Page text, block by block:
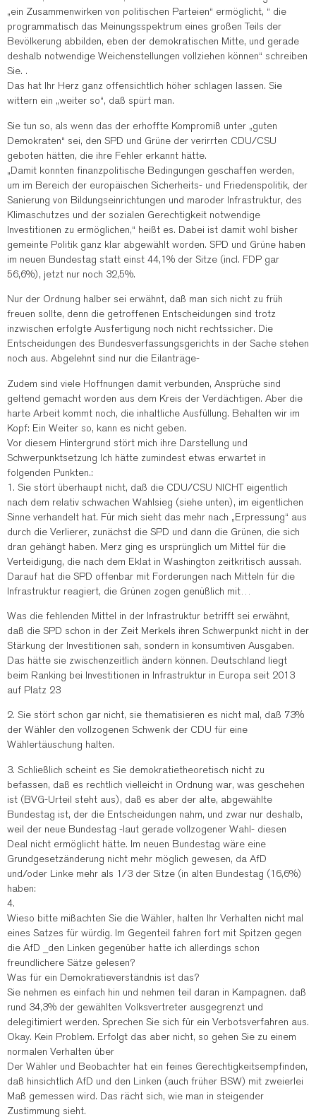
„ein Zusammenwirken von politischen Parteien“ ermöglicht, “ die
programmatisch das Meinungsspektrum eines großen Teils der
Bevölkerung abbilden, eben der demokratischen Mitte, und gerade
deshalb notwendige Weichenstellungen vollziehen können“ schreiben
Sie. .
Das hat Ihr Herz ganz offensichtlich höher schlagen lassen. Sie
wittern ein „weiter so“, daß spürt man.
Sie tun so, als wenn das der erhoffte Kompromiß unter „guten
Demokraten“ sei, den SPD und Grüne der verirrten CDU/CSU
geboten hätten, die ihre Fehler erkannt hätte.
„Damit konnten finanzpolitische Bedingungen geschaffen werden,
um im Bereich der europäischen Sicherheits- und Friedenspolitik, der
Sanierung von Bildungseinrichtungen und maroder Infrastruktur, des
Klimaschutzes und der sozialen Gerechtigkeit notwendige
Investitionen zu ermöglichen,“ heißt es. Dabei ist damit wohl bisher
gemeinte Politik ganz klar abgewählt worden. SPD und Grüne haben
im neuen Bundestag statt einst 44,1% der Sitze (incl. FDP gar
56,6%), jetzt nur noch 32,5%.
Nur der Ordnung halber sei erwähnt, daß man sich nicht zu früh
freuen sollte, denn die getroffenen Entscheidungen sind trotz
inzwischen erfolgte Ausfertigung noch nicht rechtssicher. Die
Entscheidungen des Bundesverfassungsgerichts in der Sache stehen
noch aus. Abgelehnt sind nur die Eilanträge-
Zudem sind viele Hoffnungen damit verbunden, Ansprüche sind
geltend gemacht worden aus dem Kreis der Verdächtigen. Aber die
harte Arbeit kommt noch, die inhaltliche Ausfüllung. Behalten wir im
Kopf: Ein Weiter so, kann es nicht geben.
Vor diesem Hintergrund stört mich ihre Darstellung und
Schwerpunktsetzung Ich hätte zumindest etwas erwartet in
folgenden Punkten.:
1. Sie stört überhaupt nicht, daß die CDU/CSU NICHT eigentlich
nach dem relativ schwachen Wahlsieg (siehe unten), im eigentlichen
Sinne verhandelt hat. Für mich sieht das mehr nach „Erpressung“ aus
durch die Verlierer, zunächst die SPD und dann die Grünen, die sich
dran gehängt haben. Merz ging es ursprünglich um Mittel für die
Verteidigung, die nach dem Eklat in Washington zeitkritisch aussah.
Darauf hat die SPD offenbar mit Forderungen nach Mitteln für die
Infrastruktur reagiert, die Grünen zogen genüßlich mit…
Was die fehlenden Mittel in der Infrastruktur betrifft sei erwähnt,
daß die SPD schon in der Zeit Merkels ihren Schwerpunkt nicht in der
Stärkung der Investitionen sah, sondern in konsumtiven Ausgaben.
Das hätte sie zwischenzeitlich ändern können. Deutschland liegt
beim Ranking bei Investitionen in Infrastruktur in Europa seit 2013
auf Platz 23
2. Sie stört schon gar nicht, sie thematisieren es nicht mal, daß 73%
der Wähler den vollzogenen Schwenk der CDU für eine
Wählertäuschung halten.
3. Schließlich scheint es Sie demokratietheoretisch nicht zu
befassen, daß es rechtlich vielleicht in Ordnung war, was geschehen
ist (BVG-Urteil steht aus), daß es aber der alte, abgewählte
Bundestag ist, der die Entscheidungen nahm, und zwar nur deshalb,
weil der neue Bundestag -laut gerade vollzogener Wahl- diesen
Deal nicht ermöglicht hätte. Im neuen Bundestag wäre eine
Grundgesetzänderung nicht mehr möglich gewesen, da AfD
und/oder Linke mehr als 1/3 der Sitze (in alten Bundestag (16,6%)
haben:
4.
Wieso bitte mißachten Sie die Wähler, halten Ihr Verhalten nicht mal
eines Satzes für würdig. Im Gegenteil fahren fort mit Spitzen gegen
die AfD _den Linken gegenüber hatte ich allerdings schon
freundlichere Sätze gelesen?
Was für ein Demokratieverständnis ist das?
Sie nehmen es einfach hin und nehmen teil daran in Kampagnen. daß
rund 34,3% der gewählten Volksvertreter ausgegrenzt und
delegitimiert werden. Sprechen Sie sich für ein Verbotsverfahren aus.
Okay. Kein Problem. Erfolgt das aber nicht, so gehen Sie zu einem
normalen Verhalten über
Der Wähler und Beobachter hat ein feines Gerechtigkeitsempfinden,
daß hinsichtlich AfD und den Linken (auch früher BSW) mit zweierlei
Maß gemessen wird. Das rächt sich, wie man in steigender
Zustimmung sieht.